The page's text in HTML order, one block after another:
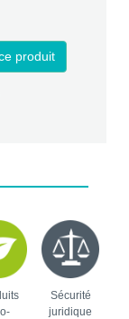
produit
Sécurité
juridique